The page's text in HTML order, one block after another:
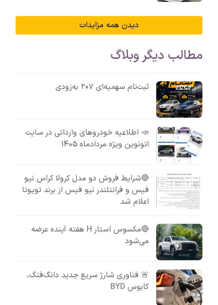
دیدن همه مزایدات
مطالب دیگر وبلاگ
ثبت‌نام سهمیه‌ای ۲۰۷ به‌زودی
📣 اطلاعیه خودروهای وارداتی در سایت
اتونوین ویژه مردادماه 1405
🔴شرایط فروش دو مدل کرولا کراس نیو
فیس و فرانتلندر نیو فیس از برند تویوتا
اعلام شد
🔴مکسوس استار H هفته آینده عرضه
می‌شود
🚨 فناوری شارژ سریع جدید دانگ‌فنگ،
کابوس BYD